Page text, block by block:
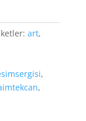
art,
,
,